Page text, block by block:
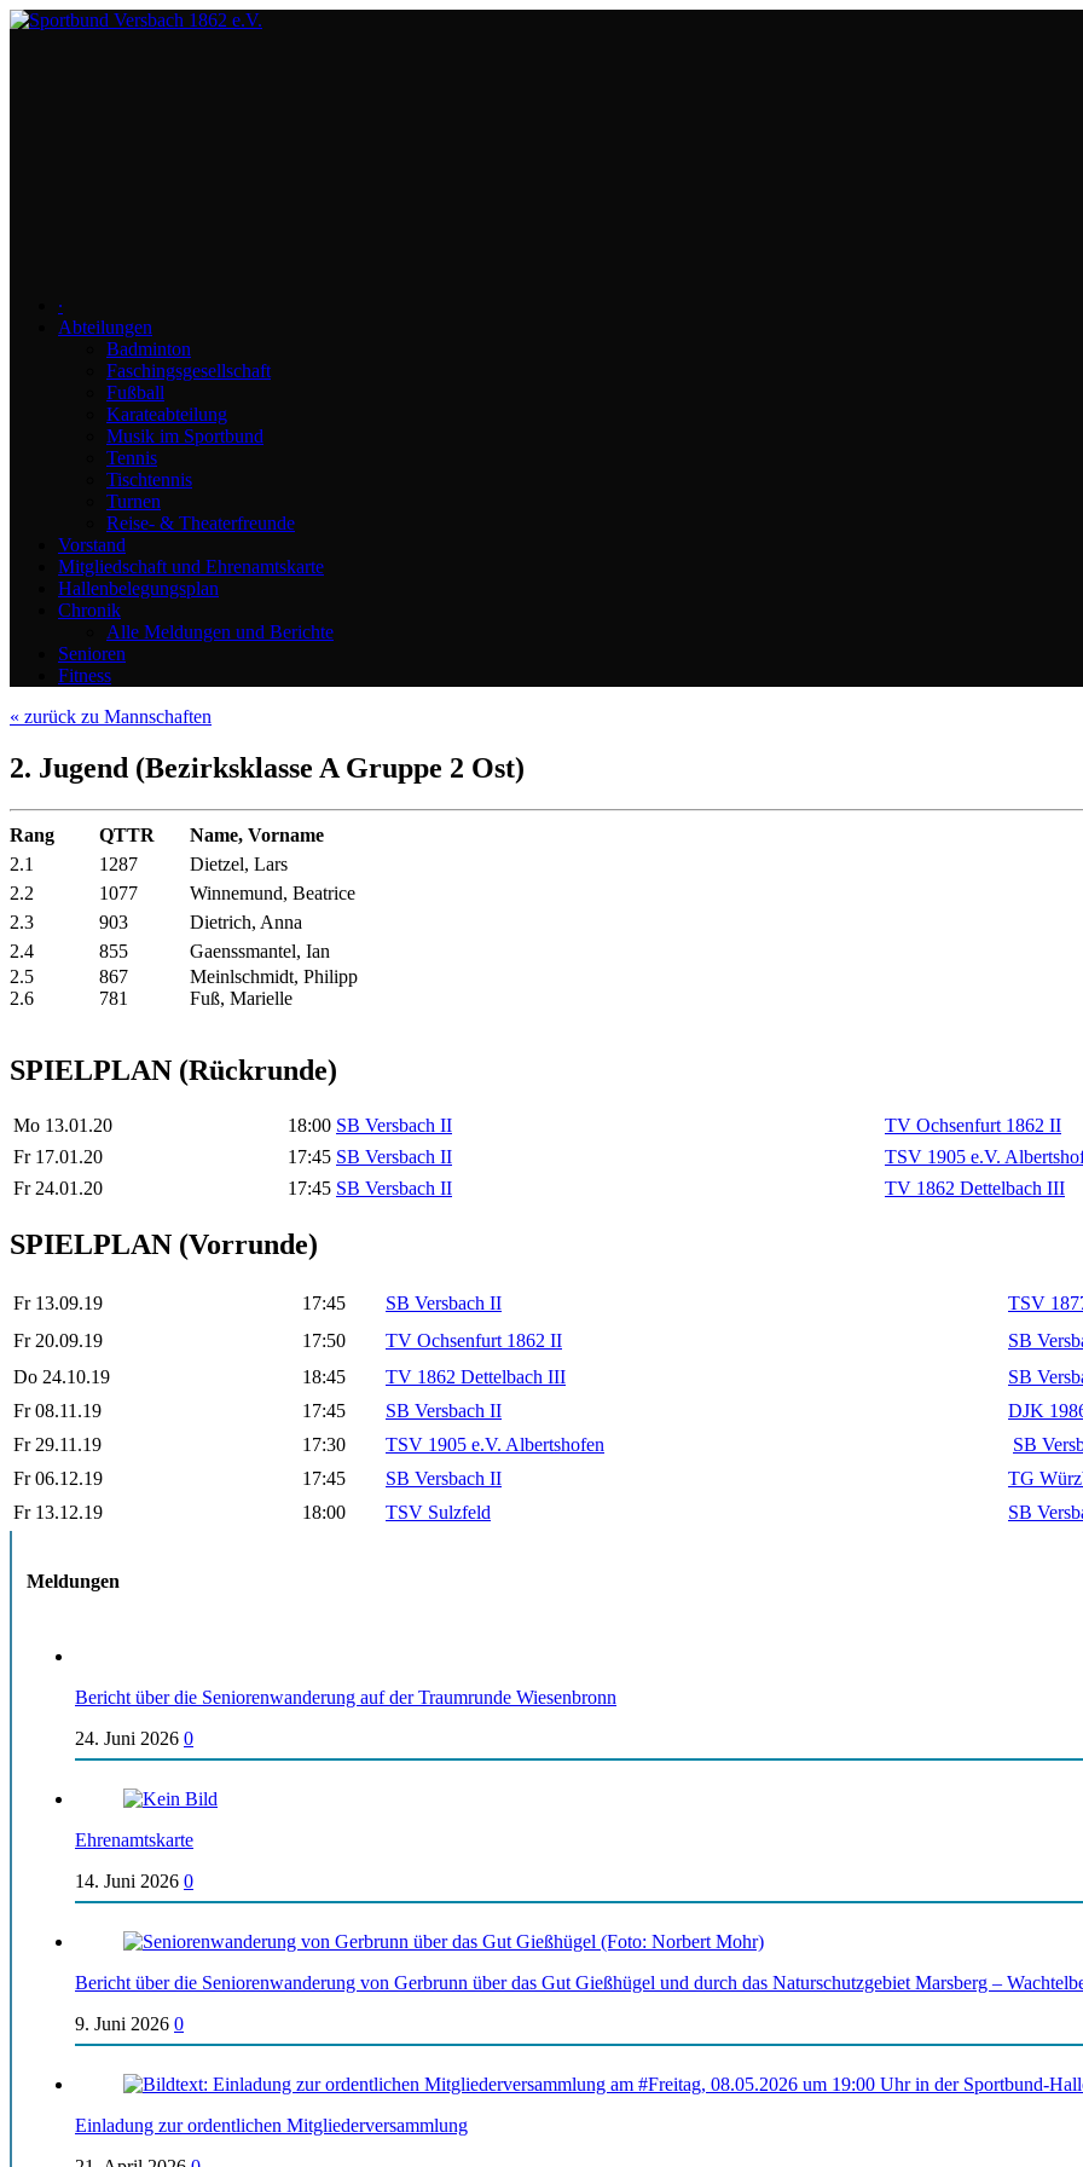
∙
Abteilungen
Badminton
Faschingsgesellschaft
Fußball
Karateabteilung
Musik im Sportbund
Tennis
Tischtennis
Turnen
Reise- & Theaterfreunde
Vorstand
Mitgliedschaft und Ehrenamtskarte
Hallenbelegungsplan
Chronik
Alle Meldungen und Berichte
Senioren
Fitness
« zurück zu Mannschaften
2. Jugend (Bezirksklasse A Gruppe 2 Ost)
Rang QTTR
Name, Vorname
2.1
1287
Dietzel, Lars
2.2
1077
Winnemund, Beatrice
2.3
903
Dietrich, Anna
2.4
855
Gaenssmantel, Ian
2.5
867
Meinlschmidt, Philipp
2.6
781 Fuß, Marielle
SPIELPLAN (Rückrunde)
Mo 13.01.20 18:00 SB Versbach II
TV Ochsenfurt 1862 II
Fr 17.01.20
17:45 SB Versbach II
TSV 1905 e.V.
Fr 24.01.20
17:45 SB Versbach II TV 1862 Dettelbach III
SPIELPLAN (Vorrunde)
Fr 13.09.19 17:45 SB Versbach II
TSV
Fr 20.09.19
17:50 TV Ochsenfurt 1862 II
SB
Do 24.10.19
18:45 TV 1862 Dettelbach III
SB
Fr 08.11.19
17:45 SB Versbach II
DJK
Fr 29.11.19
17:30 TSV 1905 e.V. Albertshofen
SB
Fr 06.12.19
17:45 SB Versbach II
TG
Fr 13.12.19
18:00 TSV Sulzfeld SB
Meldungen
Bericht über die Seniorenwanderung auf der Traumrunde Wiesenbronn
24. Juni 2026 0
Ehrenamtskarte
14. Juni 2026 0
Bericht über die Seniorenwanderung von Gerbrunn über das Gut Gießhügel und durch das Naturschutzgebiet Marsberg –
9. Juni 2026 0
Einladung zur ordentlichen Mitgliederversammlung